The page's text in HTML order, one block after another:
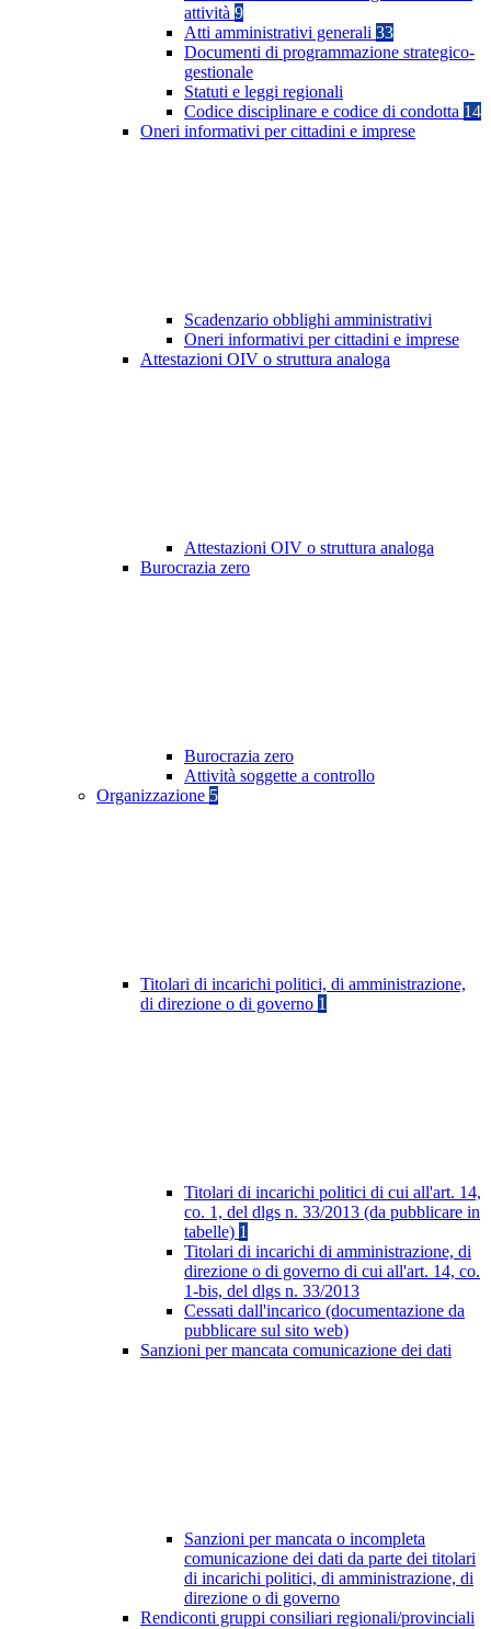
attività 9
Atti amministrativi generali 33
Documenti di programmazione strategico-
gestionale
Statuti e leggi regionali
Codice disciplinare e codice di condotta 14
Oneri informativi per cittadini e imprese
Scadenzario obblighi amministrativi
Oneri informativi per cittadini e imprese
Attestazioni OIV o struttura analoga
Attestazioni OIV o struttura analoga
Burocrazia zero
Burocrazia zero
Attività soggette a controllo
Organizzazione 5
Titolari di incarichi politici, di amministrazione,
di direzione o di governo 1
Titolari di incarichi politici di cui all'art. 14,
co. 1, del dlgs n. 33/2013 (da pubblicare in
tabelle) 1
Titolari di incarichi di amministrazione, di
direzione o di governo di cui all'art. 14, co.
1-bis, del dlgs n. 33/2013
Cessati dall'incarico (documentazione da
pubblicare sul sito web)
Sanzioni per mancata comunicazione dei dati
Sanzioni per mancata o incompleta
comunicazione dei dati da parte dei titolari
di incarichi politici, di amministrazione, di
direzione o di governo
Rendiconti gruppi consiliari regionali/provinciali